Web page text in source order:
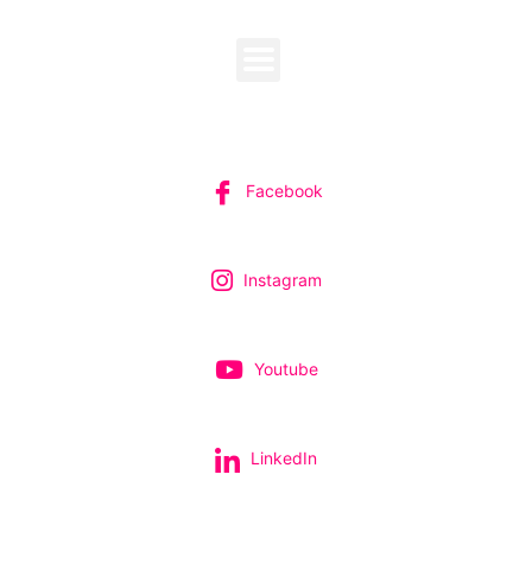
Facebook
Instagram
Youtube
LinkedIn